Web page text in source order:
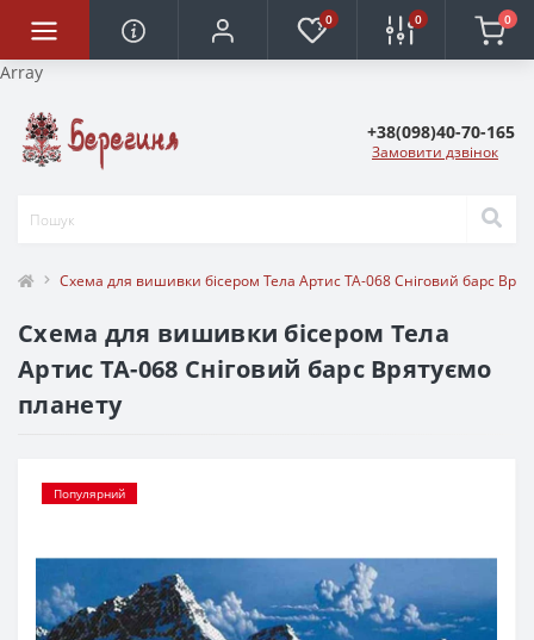
Array
0 0 0
+38(098)40-70-165
Замовити дзвінок
Cхема для вишивки бісером Тела Артис ТА-068 Сніговий барс
Cхема для вишивки бісером Тела
Артис ТА-068 Сніговий барс Врятуємо
планету
Популярний